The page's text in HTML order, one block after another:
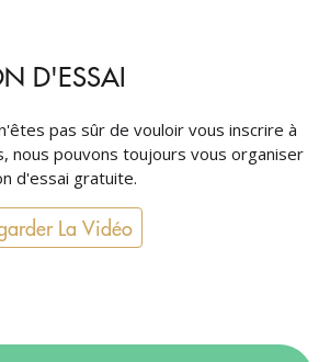
D'ESSAI
pas sûr de vouloir vous inscrire à
nous pouvons toujours vous organiser
d'essai gratuite.
La Vidéo